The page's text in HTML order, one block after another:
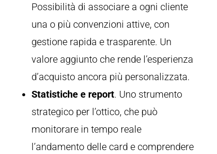
Possibilità di associare a ogni cliente
una o più convenzioni attive, con
gestione rapida e trasparente. Un
valore aggiunto che rende l’esperienza
d’acquisto ancora più personalizzata.
Statistiche e report. Uno strumento
strategico per l’ottico, che può
monitorare in tempo reale
l’andamento delle card e comprendere